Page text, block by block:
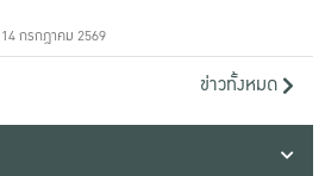
14 กรกฎาคม 2569
ข่าวทั้งหมด